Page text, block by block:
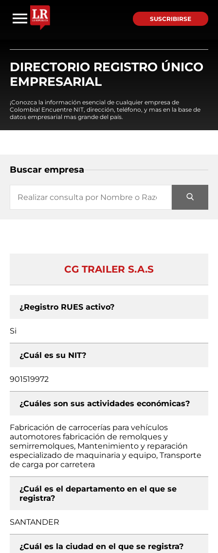
SUSCRIBIRSE
DIRECTORIO REGISTRO ÚNICO
EMPRESARIAL
¡Conozca la información esencial de cualquier empresa de
Colombia! Encuentre NIT, dirección, teléfono, y mas en la base de
datos empresarial mas grande del país.
Buscar empresa
CG TRAILER S.A.S
¿Registro RUES activo?
Si
¿Cuál es su NIT?
901519972
¿Cuáles son sus actividades económicas?
Fabricación de carrocerías para vehículos
automotores fabricación de remolques y
semirremolques, Mantenimiento y reparación
especializado de maquinaria y equipo, Transporte
de carga por carretera
¿Cuál es el departamento en el que se
registra?
SANTANDER
¿Cuál es la ciudad en el que se registra?